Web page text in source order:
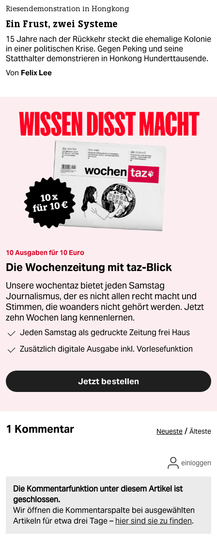
Riesendemonstration in Hongkong
Ein Frust, zwei Systeme
15 Jahre nach der Rückkehr steckt die ehemalige Kolonie
in einer politischen Krise. Gegen Peking und seine
Statthalter demonstrieren in Honkong Hunderttausende.
Von Felix Lee
10 Ausgaben für 10 Euro
Die Wochenzeitung mit taz-Blick
Unsere wochentaz bietet jeden Samstag
Journalismus, der es nicht allen recht macht und
Stimmen, die woanders nicht gehört werden. Jetzt
zehn Wochen lang kennenlernen.
Jeden Samstag als gedruckte Zeitung frei Haus
Zusätzlich digitale Ausgabe inkl. Vorlesefunktion
Jetzt bestellen
1 Kommentar Neueste / Älteste
Die Kommentarfunktion unter diesem Artikel ist
geschlossen.
Wir öffnen die Kommentarspalte bei ausgewählten
Artikeln für etwa drei Tage – hier sind sie zu finden.
einloggen